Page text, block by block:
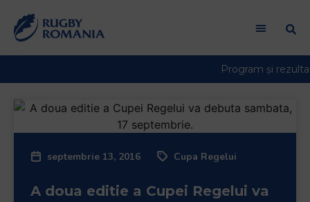
septembrie 13, 2016 Cupa Regelui
A doua editie a Cupei Regelui va